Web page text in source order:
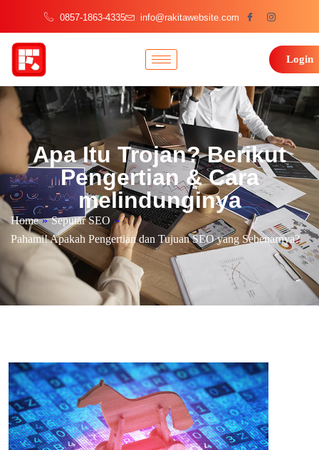
0857-1863-4335 info@rakitawebsite.com
Login
Apa Itu Trojan? Berikut
Pengertian & Cara
melindunginya
Home » Seputar SEO »
Pahami! Apakah Pengertian dan Tujuan SEO yang Sebenarnya?